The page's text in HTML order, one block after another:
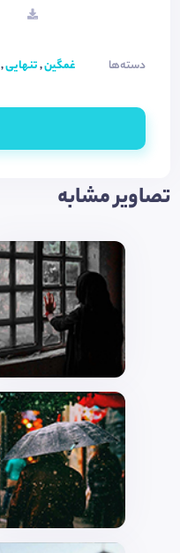
دسته‌ها غمگین,تنهایی,
تصاویر مشابه